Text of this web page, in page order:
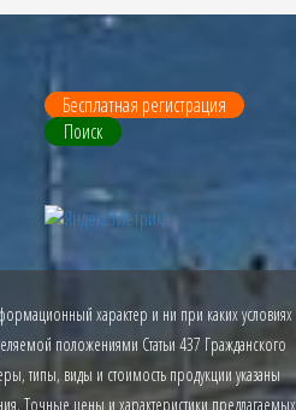
Бесплатная регистрация
Поиск
характер и ни при каких условиях
положениями Статьи 437 Гражданского
типы, виды и стоимость продукции указаны
Точные цены и характеристики предлагаемых